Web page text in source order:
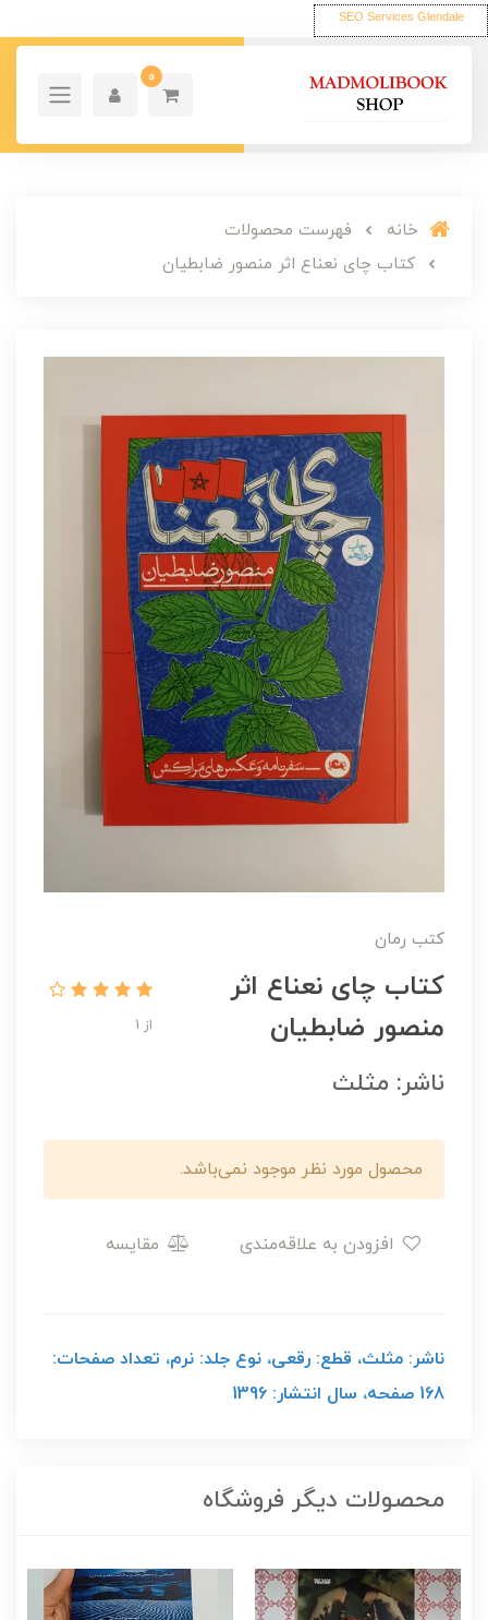
SEO Services Glendale
0
خانه
فهرست محصولات
کتاب چای نعناع اثر منصور ضابطیان
کتب رمان
کتاب چای نعناع اثر
منصور ضابطیان
از 1
ناشر: مثلث
محصول مورد نظر موجود نمی‌باشد.
مقایسه
ناشر: مثلث، قطع: رقعی، نوع جلد: نرم، تعداد صفحات:
168 صفحه، سال انتشار: 1396
محصولات دیگر فروشگاه